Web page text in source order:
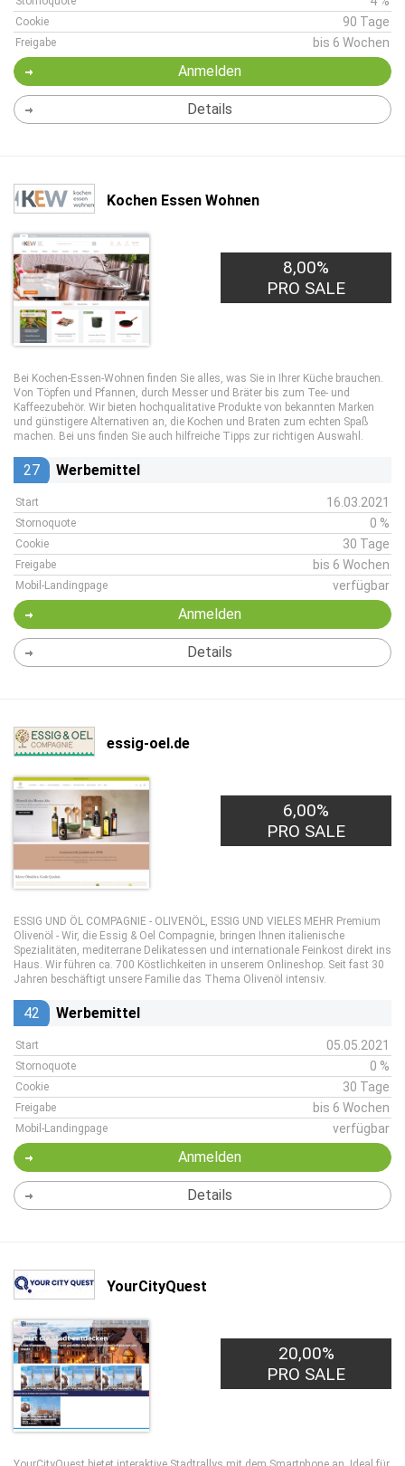
Cookie 90 Tage
Freigabe bis 6 Wochen
Anmelden
Details
Kochen Essen Wohnen
8,00%
PRO SALE
Bei Kochen-Essen-Wohnen finden Sie alles, was Sie in Ihrer Küche brauchen.
Von Töpfen und Pfannen, durch Messer und Bräter bis zum Tee- und
Kaffeezubehör. Wir bieten hochqualitative Produkte von bekannten Marken
und günstigere Alternativen an, die Kochen und Braten zum echten Spaß
machen. Bei uns finden Sie auch hilfreiche Tipps zur richtigen Auswahl.
27 Werbemittel
Start 16.03.2021
Stornoquote 0 %
Cookie 30 Tage
Freigabe bis 6 Wochen
Mobil-Landingpage verfügbar
Anmelden
Details
essig-oel.de
6,00%
PRO SALE
ESSIG UND ÖL COMPAGNIE - OLIVENÖL, ESSIG UND VIELES MEHR Premium
Olivenöl - Wir, die Essig & Oel Compagnie, bringen Ihnen italienische
Spezialitäten, mediterrane Delikatessen und internationale Feinkost direkt ins
Haus. Wir führen ca. 700 Köstlichkeiten in unserem Onlineshop. Seit fast 30
Jahren beschäftigt unsere Familie das Thema Olivenöl intensiv.
42 Werbemittel
Start 05.05.2021
Stornoquote 0 %
Cookie 30 Tage
Freigabe bis 6 Wochen
Mobil-Landingpage verfügbar
Anmelden
Details
YourCityQuest
20,00%
PRO SALE